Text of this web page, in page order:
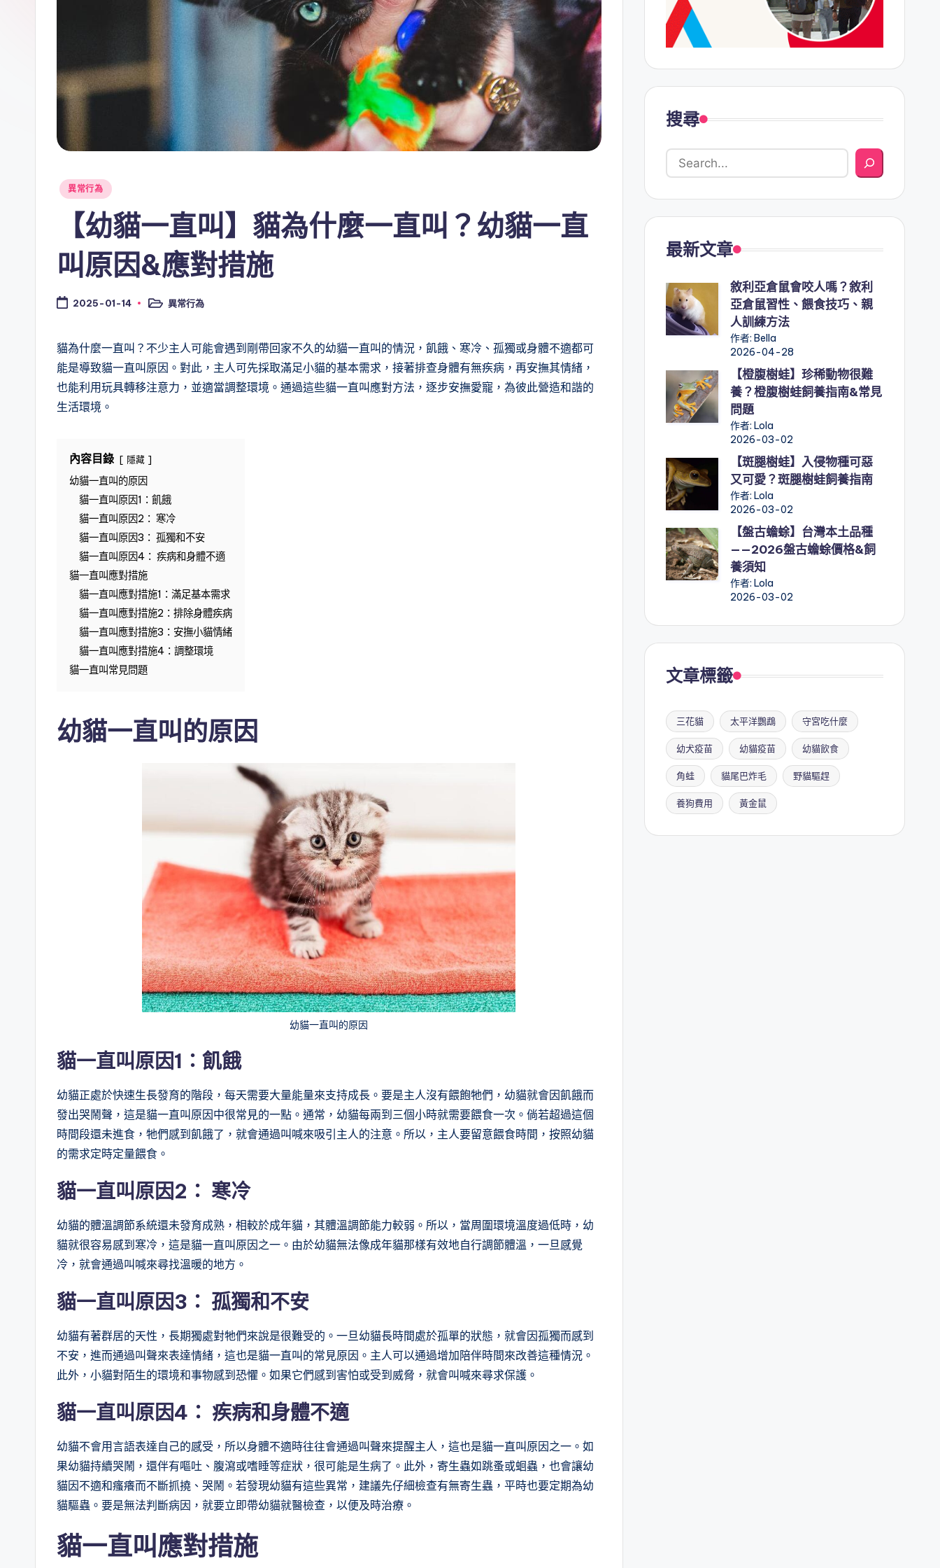
Posted
異常行為
【幼貓一直叫】貓為什麼一直叫？幼貓一直
叫原因&應對措施
2025-01-14
Posted異常行為
貓為什麼一直叫？不少主人可能會遇到剛帶回家不久的幼貓一直叫的情況，飢餓、寒冷、孤獨或身體不適都可
能是導致貓一直叫原因。對此，主人可先採取滿足小貓的基本需求，接著排查身體有無疾病，再安撫其情緒，
也能利用玩具轉移注意力，並適當調整環境。通過這些貓一直叫應對方法，逐步安撫愛寵，為彼此營造和諧的
生活環境。
內容目錄 隱藏
幼貓一直叫的原因
貓一直叫原因1：飢餓
貓一直叫原因2： 寒冷
貓一直叫原因3： 孤獨和不安
貓一直叫原因4： 疾病和身體不適
貓一直叫應對措施
貓一直叫應對措施1：滿足基本需求
貓一直叫應對措施2：排除身體疾病
貓一直叫應對措施3：安撫小貓情緒
貓一直叫應對措施4：調整環境
貓一直叫常見問題
幼貓一直叫的原因
幼貓一直叫的原因
貓一直叫原因1： 飢餓
幼貓正處於快速生長發育的階段，每天需要大量能量來支持成長。要是主人沒有餵飽牠們，幼貓就會因飢餓而
發出哭鬧聲，這是貓一直叫原因中很常見的一點。通常，幼貓每兩到三個小時就需要餵食一次。倘若超過這個
時間段還未進食，牠們感到飢餓了，就會通過叫喊來吸引主人的注意。所以，主人要留意餵食時間，按照幼貓
的需求定時定量餵食。
貓一直叫原因2： 寒冷
幼貓的體溫調節系統還未發育成熟，相較於成年貓，其體溫調節能力較弱。所以，當周圍環境溫度過低時，幼
貓就很容易感到寒冷，這是貓一直叫原因之一。由於幼貓無法像成年貓那樣有效地自行調節體溫，一旦感覺
冷，就會通過叫喊來尋找溫暖的地方。
貓一直叫原因3： 孤獨和不安
幼貓有著群居的天性，長期獨處對牠們來說是很難受的。一旦幼貓長時間處於孤單的狀態，就會因孤獨而感到
不安，進而通過叫聲來表達情緒，這也是貓一直叫的常見原因。主人可以通過增加陪伴時間來改善這種情況。
此外，小貓對陌生的環境和事物感到恐懼。如果它們感到害怕或受到威脅，就會叫喊來尋求保護。
貓一直叫原因4： 疾病和身體不適
幼貓不會用言語表達自己的感受，所以身體不適時往往會通過叫聲來提醒主人，這也是貓一直叫原因之一。如
果幼貓持續哭鬧，還伴有嘔吐、腹瀉或嗜睡等症狀，很可能是生病了。此外，寄生蟲如跳蚤或蛔蟲，也會讓幼
貓因不適和瘙癢而不斷抓撓、哭鬧。若發現幼貓有這些異常，建議先仔細檢查有無寄生蟲，平時也要定期為幼
貓驅蟲。要是無法判斷病因，就要立即帶幼貓就醫檢查，以便及時治療。
貓一直叫應對措施
搜尋
最新文章
敘利亞倉鼠會咬人嗎？敘利
亞倉鼠習性、餵食技巧、親
人訓練方法
作者: Bella
2026-04-28
【橙腹樹蛙】珍稀動物很難
養？橙腹樹蛙飼養指南&常見
問題
作者: Lola
2026-03-02
【斑腿樹蛙】入侵物種可惡
又可愛？斑腿樹蛙飼養指南
作者: Lola
2026-03-02
【盤古蟾蜍】台灣本土品種
——2026盤古蟾蜍價格&飼
養須知
作者: Lola
2026-03-02
文章標籤
三花貓 太平洋鸚鵡 守宮吃什麼
幼犬疫苗 幼貓疫苗 幼貓飲食
角蛙 貓尾巴炸毛 野貓驅趕
養狗費用 黃金鼠